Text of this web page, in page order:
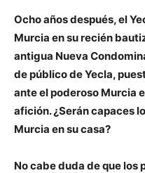
Ocho años después, el
Murcia en surecién
antigua Nueva
de público de Yecla,
ante el poderoso Murcia
afición.¿Serán capaces
Murcia en su casa?
No cabe duda de que los